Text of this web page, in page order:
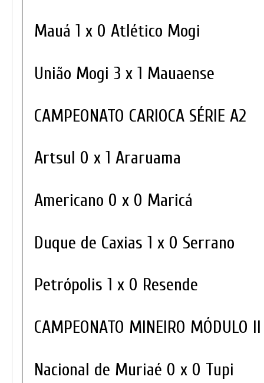
Mauá 1 x 0 Atlético Mogi
União Mogi 3 x 1 Mauaense
CAMPEONATO CARIOCA SÉRIE A2
Artsul 0 x 1 Araruama
Americano 0 x 0 Maricá
Duque de Caxias 1 x 0 Serrano
Petrópolis 1 x 0 Resende
CAMPEONATO MINEIRO MÓDULO II
Nacional de Muriaé 0 x 0 Tupi